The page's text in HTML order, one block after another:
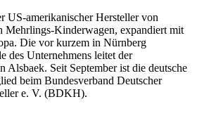
US-amerikanischer Hersteller von
Mehrlings-Kinderwagen, expandiert mit
Die vor kurzem in Nürnberg
des Unternehmens leitet der
Alsbaek. Seit September ist die deutsche
beim Bundesverband Deutscher
e. V. (BDKH).